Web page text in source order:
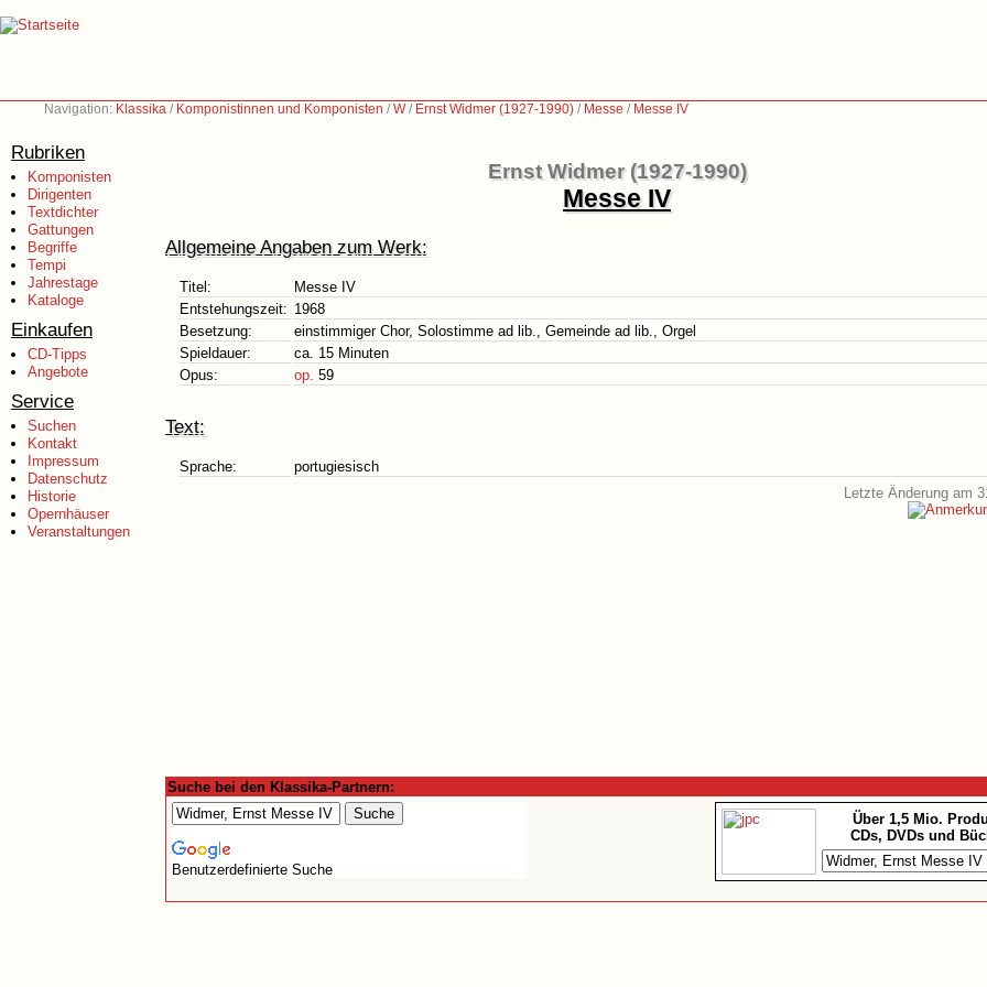
Navigation: Klassika / Komponistinnen und Komponisten /W/ Ernst Widmer (1927-1990) / Messe / Messe IV
Rubriken
Komponisten
Dirigenten
Textdichter
Gattungen
Begriffe
Tempi
Jahrestage
Kataloge
Einkaufen
CD-Tipps
Angebote
Service
Suchen
Kontakt
Impressum
Datenschutz
Historie
Opernhäuser
Veranstaltungen
Ernst Widmer (1927-1990)
Messe IV
Allgemeine Angaben zum Werk:
Titel:
Messe IV
Entstehungszeit: 1968
Besetzung:
einstimmiger Chor, Solostimme ad lib., Gemeinde ad lib., Orgel
Spieldauer:
ca. 15 Minuten
Opus:
op. 59
Text:
Sprache:
portugiesisch
Letzte Änderung am
Suche bei den Klassika-Partnern:
Benutzerdefinierte Suche
Über 1,5 Mio.
CDs, DVDs und